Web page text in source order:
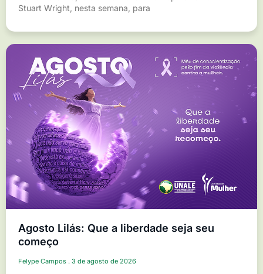
Stuart Wright, nesta semana, para
Agosto Lilás: Que a liberdade seja seu
começo
Felype Campos 3 de agosto de 2026